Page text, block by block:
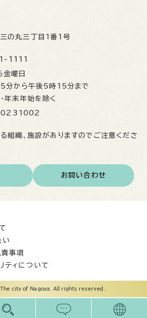
の丸三丁目1番1号
1111
金曜日
分から午後5時15分まで
年末年始を除く
組織、施設がありますのでご注意くださ
お問い合わせ
い
責事項
ティについて
city of Nagoya. All rights reserved.